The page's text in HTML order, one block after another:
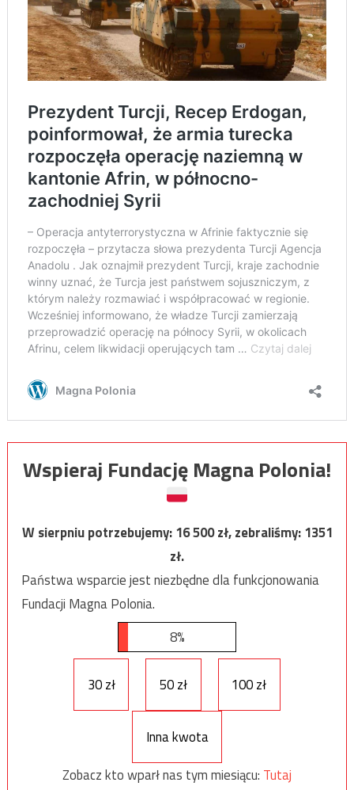
Wspieraj Fundację Magna Polonia!
W sierpniu potrzebujemy:16 500zł, zebraliśmy:1351
zł.
Państwa wsparcie jest niezbędne dla funkcjonowania
Fundacji Magna Polonia.
8%
30 zł 50 zł 100 zł
Inna kwota
Zobacz kto wparł nas tym miesiącu: Tutaj